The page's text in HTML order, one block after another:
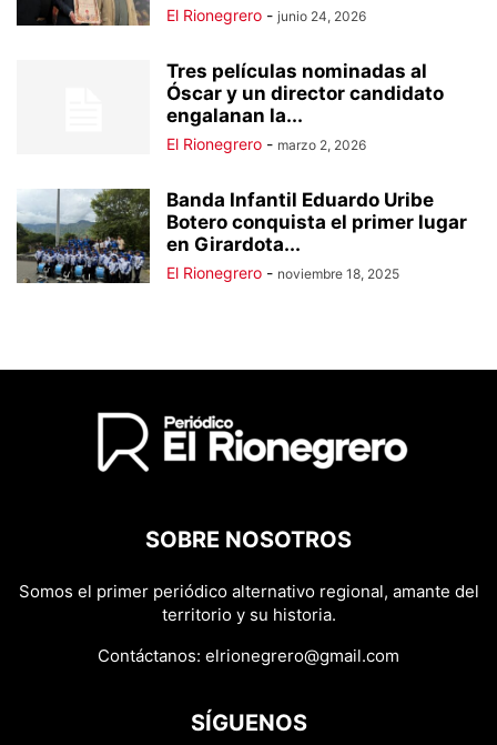
El Rionegrero - junio 24, 2026
Tres películas nominadas al
Óscar y un director candidato
engalanan la...
El Rionegrero - marzo 2, 2026
Banda Infantil Eduardo Uribe
Botero conquista el primer lugar
en Girardota...
El Rionegrero - noviembre 18, 2025
SOBRE NOSOTROS
Somos el primer periódico alternativo regional, amante del
territorio y su historia.
Contáctanos: elrionegrero@gmail.com
SÍGUENOS